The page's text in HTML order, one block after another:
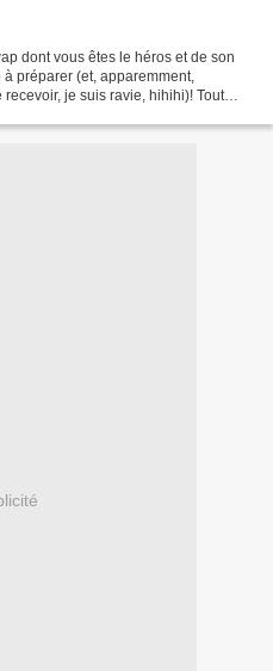
dont vous êtes le héros et de son
préparer (et, apparemment,
je suis ravie, hihihi)! Tout